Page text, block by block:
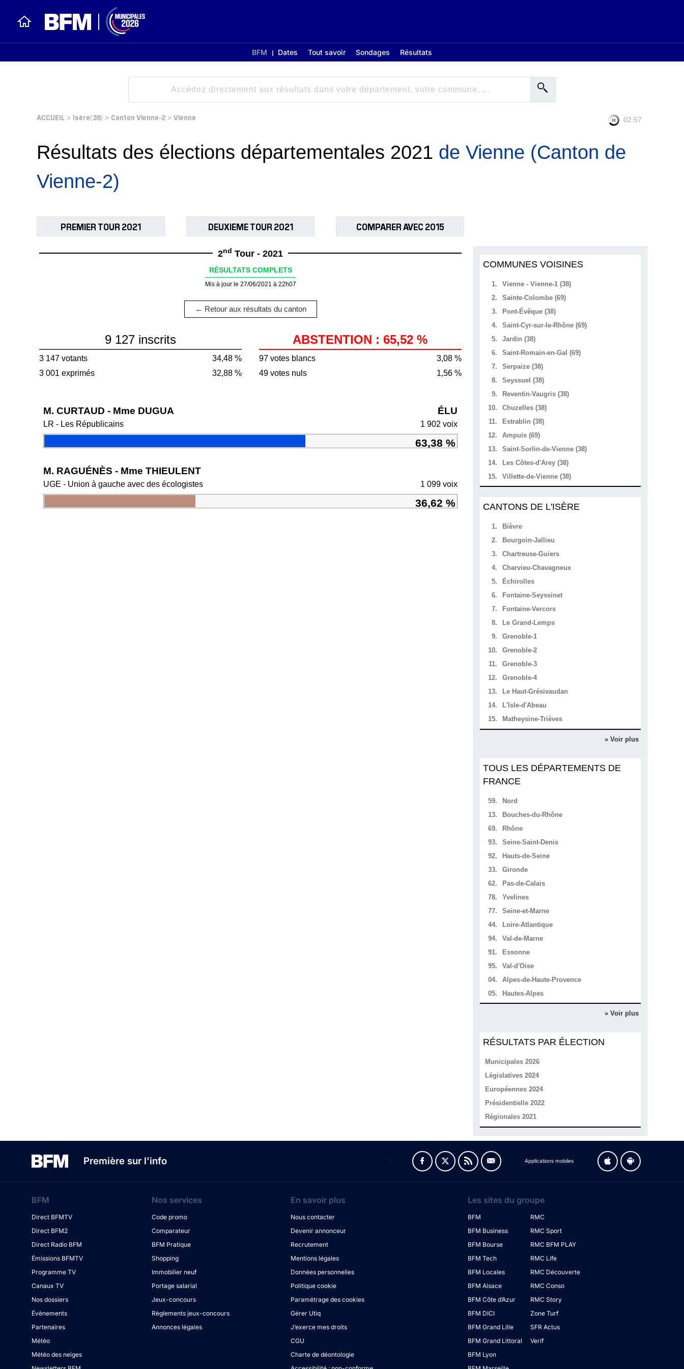
BFM Dates Tout savoir Sondages Résultats
ACCUEIL > Isère(38) > Canton Vienne-2 > Vienne 02:56
Résultats des élections départementales 2021 de Vienne (Canton de
Vienne-2)
PREMIER TOUR 2021 DEUXIEME TOUR 2021 COMPARER AVEC 2015
2nd Tour - 2021
RÉSULTATS COMPLETS
Mis à jour le 27/06/2021 à 22h07
← Retour aux résultats du canton
9 127 inscrits
3 147 votants
34,48 %
3 001 exprimés
32,88 %
ABSTENTION : 65,52 %
97 votes blancs
3,08 %
49 votes nuls
1,56 %
M. CURTAUD - Mme DUGUA ÉLU
LR - Les Républicains 1 902 voix
63,38 %
M. RAGUÉNÈS - Mme THIEULENT
UGE - Union à gauche avec des écologistes 1 099 voix
36,62 %
COMMUNES VOISINES
1.
Vienne - Vienne-1 (38)
2.
Sainte-Colombe (69)
3.
Pont-Évêque (38)
4.
Saint-Cyr-sur-le-Rhône (69)
5.
Jardin (38)
6.
Saint-Romain-en-Gal (69)
7.
Serpaize (38)
8.
Seyssuel (38)
9.
Reventin-Vaugris (38)
10.
Chuzelles (38)
11.
Estrablin (38)
12.
Ampuis (69)
13.
Saint-Sorlin-de-Vienne (38)
14.
Les Côtes-d'Arey (38)
15.
Villette-de-Vienne (38)
CANTONS DE L'ISÈRE
1.
Bièvre
2.
Bourgoin-Jallieu
3.
Chartreuse-Guiers
4.
Charvieu-Chavagneux
5.
Échirolles
6.
Fontaine-Seyssinet
7.
Fontaine-Vercors
8.
Le Grand-Lemps
9.
Grenoble-1
10.
Grenoble-2
11.
Grenoble-3
12.
Grenoble-4
13.
Le Haut-Grésivaudan
14.
L'Isle-d'Abeau
15.
Matheysine-Trièves
» Voir plus
TOUS LES DÉPARTEMENTS DE
FRANCE
59.
Nord
13.
Bouches-du-Rhône
69.
Rhône
93.
Seine-Saint-Denis
92.
Hauts-de-Seine
33.
Gironde
62.
Pas-de-Calais
78.
Yvelines
77.
Seine-et-Marne
44.
Loire-Atlantique
94.
Val-de-Marne
91.
Essonne
95.
Val-d'Oise
04.
Alpes-de-Haute-Provence
05.
Hautes-Alpes
» Voir plus
RÉSULTATS PAR ÉLECTION
Municipales 2026
Législatives 2024
Européennes 2024
Présidentielle 2022
Régionales 2021
Première sur l'info v Applications mobiles
BFM
Direct BFMTV
Direct BFM2
Direct Radio BFM
Émissions BFMTV
Programme TV
Canaux TV
Nos dossiers
Évènements
Partenaires
Météo
Météo des neiges
Nos services
Code promo
Comparateur
BFM Pratique
Shopping
Immobilier neuf
Portage salarial
Jeux-concours
Règlements jeux-concours
Annonces légales
En savoir plus
Nous contacter
Devenir annonceur
Recrutement
Mentions légales
Données personnelles
Politique cookie
Paramétrage des cookies
Gérer Utiq
J’exerce mes droits
CGU
Charte de déontologie
Les sites du groupe
BFM
BFM Business
BFM Bourse
BFM Tech
BFM Locales
BFM Alsace
BFM Côte d’Azur
BFM DICI
BFM Grand Lille
BFM Grand Littoral
BFM Lyon
RMC
RMC Sport
RMC BFM PLAY
RMC Life
RMC Découverte
RMC Conso
RMC Story
Zone Turf
SFR Actus
Verif